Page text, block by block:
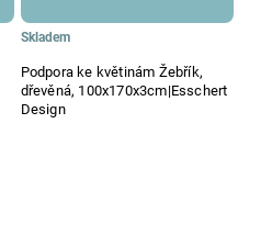
Podpora ke květinám Žebřík,
dřevěná, 100x170x3cm|Esschert
Design
Skladem